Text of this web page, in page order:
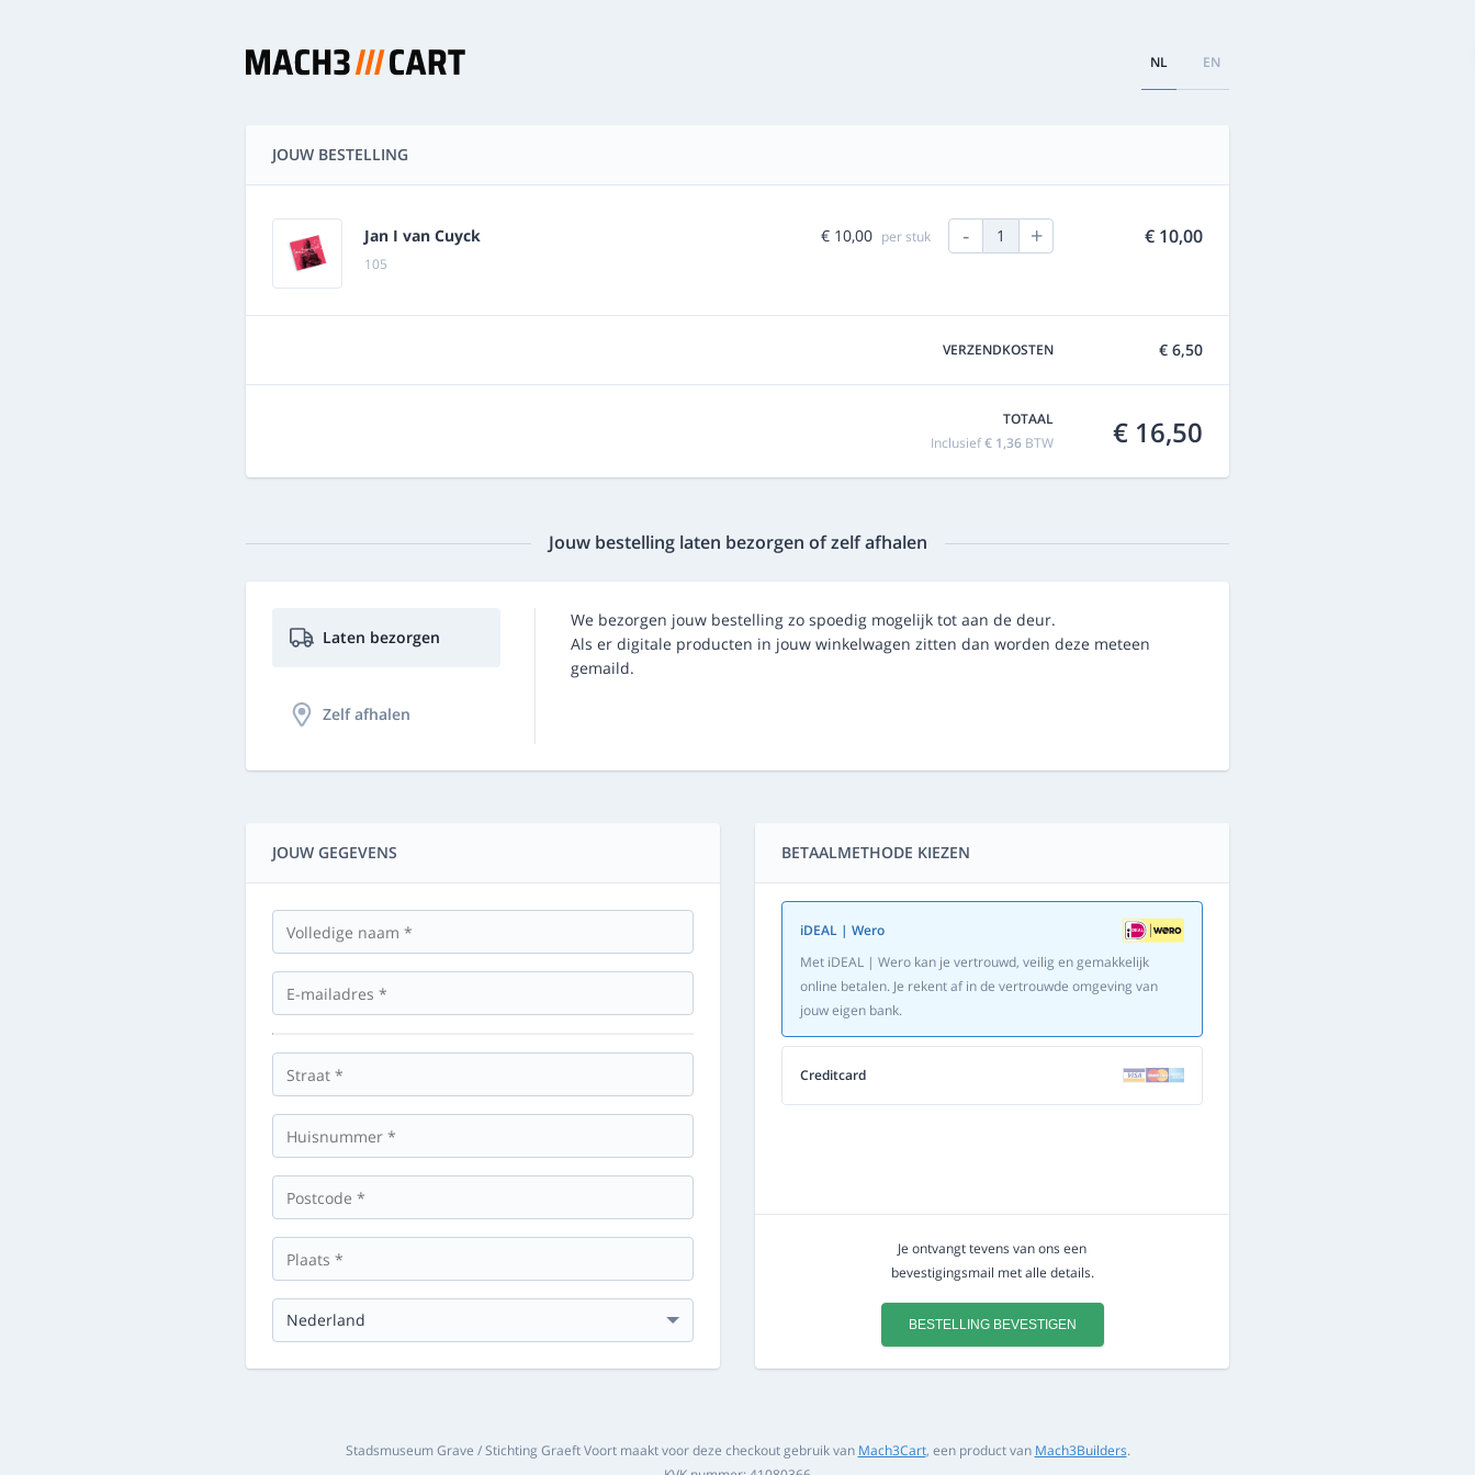
NL EN
JOUW BESTELLING
Jan I van Cuyck
105
€ 10,00 per stuk - 1 + € 10,00
VERZENDKOSTEN € 6,50
TOTAAL
Inclusief€ 1,36 BTW € 16,50
Jouw bestelling laten bezorgen of zelf afhalen
Laten bezorgen
Zelf afhalen
We bezorgen jouw bestelling zo spoedig mogelijk tot aan de deur.
Als er digitale producten in jouw winkelwagen zitten dan worden deze meteen
gemaild.
JOUW GEGEVENS BETAALMETHODE KIEZEN
iDEAL | Wero
Met iDEAL | Wero kan je vertrouwd, veilig en gemakkelijk
online betalen. Je rekent af in de vertrouwde omgeving van
jouw eigen bank.
Creditcard
Je ontvangt tevens van ons een
bevestigingsmail met alle details.
BESTELLING BEVESTIGEN
Stadsmuseum Grave / Stichting Graeft Voort maakt voor deze checkout gebruik van Mach3Cart, een product van Mach3Builders.